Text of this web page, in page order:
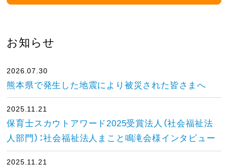
お知らせ
2026.07.30
熊本県で発生した地震により被災された皆さまへ
2025.11.21
保育士スカウトアワード2025受賞法人（社会福祉法
人部門）：社会福祉法人まこと鳴滝会様インタビュー
2025.11.21